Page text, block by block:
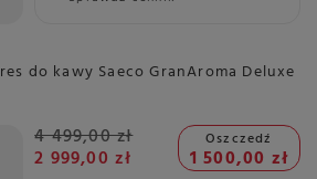
do kawy Saeco GranAroma Deluxe
4 499,00 zł
2 999,00 zł
Oszczedź
1 500,00 zł